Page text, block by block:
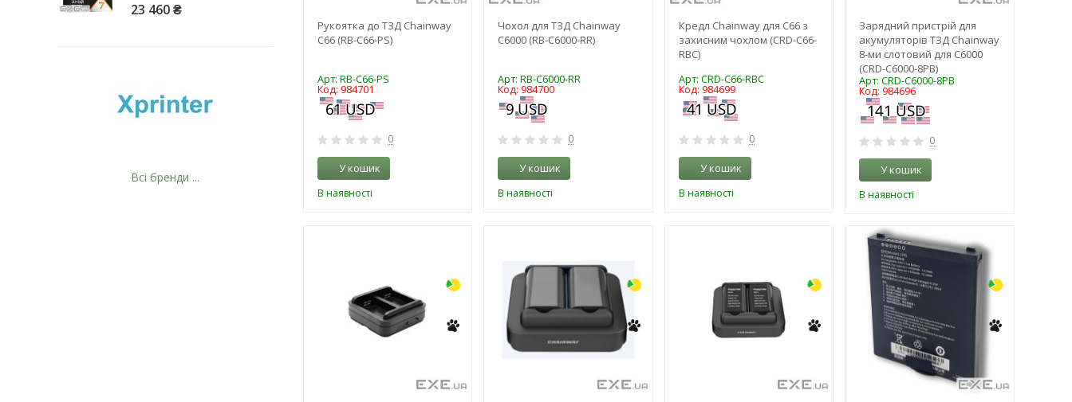
Рукоятка до ТЗД Chainway
C66 (RB-C66-PS)
Арт: RB-C66-PS
Код: 984701
0
У кошик
В наявності
Чохол для ТЗД Chainway
С6000 (RB-C6000-RR)
Арт: RB-C6000-RR
Код: 984700
0
У кошик
В наявності
Кредл Chainway для С66 з
захисним чохлом (CRD-C66-
RBC)
Арт: CRD-C66-RBC
Код: 984699
0
У кошик
В наявності
Зарядний пристрій для
акумуляторів ТЗД Chainway
8-ми слотовий для С6000
(CRD-C6000-8PB)
Арт: CRD-C6000-8PB
Код: 984696
0
У кошик
В наявності
-3%
23 460 ₴
Всі бренди ...